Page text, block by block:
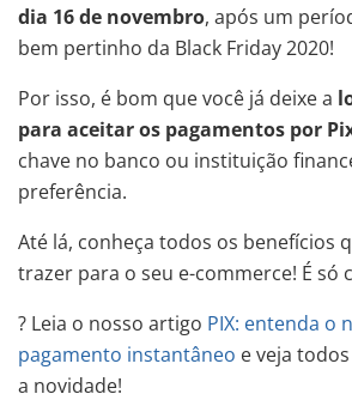
dia 16 de novembro, após um
bem pertinho da Black Friday 2020!
Por isso, é bom que você já deixe a
para aceitar os pagamentos por
chave no banco ou instituição
preferência.
Até lá, conheça todos os benefícios
trazer para o seu e-commerce! É só
? Leia o nosso artigo PIX: entenda o
pagamento instantâneo e veja
a novidade!